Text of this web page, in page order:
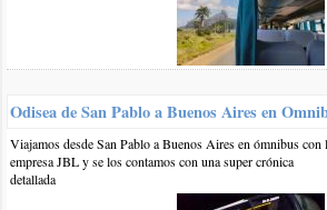
foto de talitaribeiro-
A continuación un panorama de la situación
Situación actual en
Odisea de San Pablo a Buenos Aires en
Viajamos desde San Pablo a Buenos Aires en ómnibus con
empresa JBL y se los contamos con una super crónica
detallada